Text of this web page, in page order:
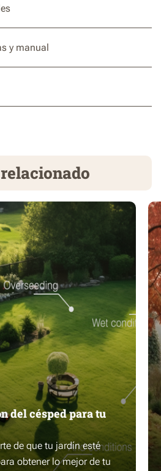
y manual
del césped para tu
de que tu jardín esté
obtener lo mejor de tu